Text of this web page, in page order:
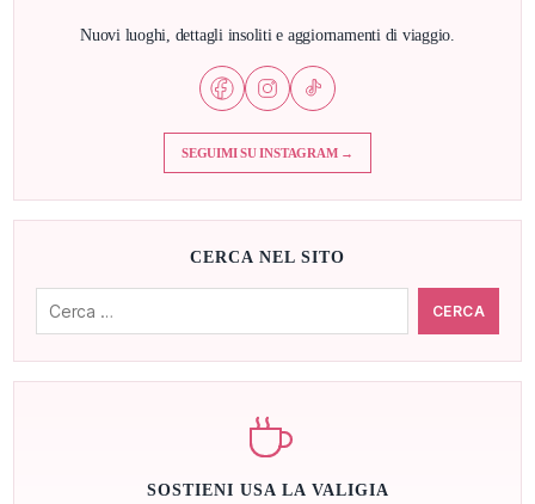
Nuovi luoghi, dettagli insoliti e aggiornamenti di viaggio.
SEGUIMI SU INSTAGRAM →
CERCA NEL SITO
SOSTIENI USA LA VALIGIA